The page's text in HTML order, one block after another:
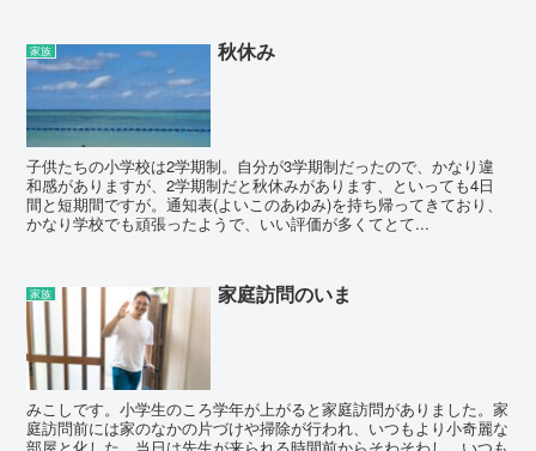
家族 秋休み
子供たちの小学校は2学期制。自分が3学期制だったので、かなり違
和感がありますが、2学期制だと秋休みがあります、といっても4日
間と短期間ですが。通知表(よいこのあゆみ)を持ち帰ってきており、
かなり学校でも頑張ったようで、いい評価が多くてとて...
家族 家庭訪問のいま
みこしです。小学生のころ学年が上がると家庭訪問がありました。家
庭訪問前には家のなかの片づけや掃除が行われ、いつもより小奇麗な